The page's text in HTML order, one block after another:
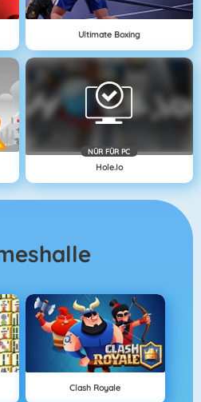
Ultimate Boxing
NÜR FÜR PC
Hole.io
Clash Royale